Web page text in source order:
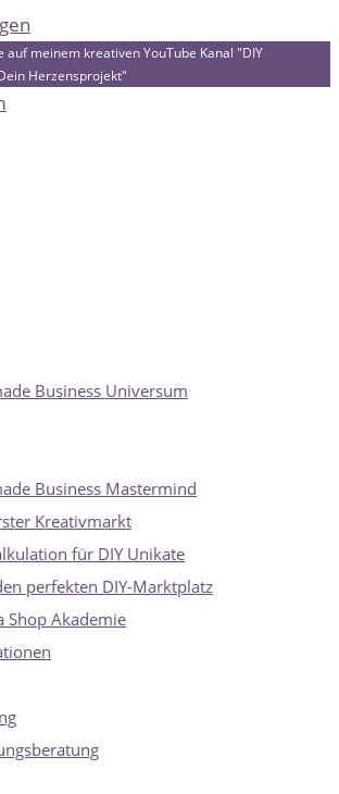
auf meinem kreativen YouTube Kanal "DIY
Herzensprojekt"
Business Universum
Business Mastermind
Kreativmarkt
für DIY Unikate
perfekten DIY-Marktplatz
Shop Akademie